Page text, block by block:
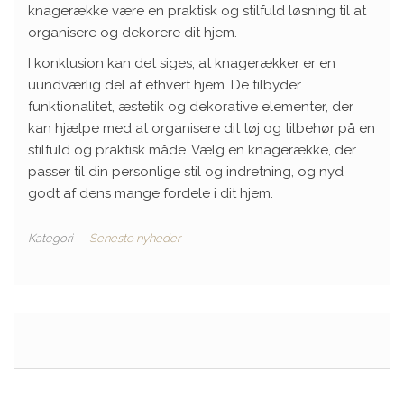
knagerække være en praktisk og stilfuld løsning til at
organisere og dekorere dit hjem.
I konklusion kan det siges, at knagerækker er en
uundværlig del af ethvert hjem. De tilbyder
funktionalitet, æstetik og dekorative elementer, der
kan hjælpe med at organisere dit tøj og tilbehør på en
stilfuld og praktisk måde. Vælg en knagerække, der
passer til din personlige stil og indretning, og nyd
godt af dens mange fordele i dit hjem.
Kategori Seneste nyheder